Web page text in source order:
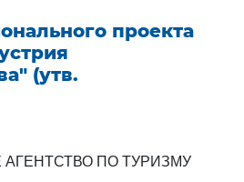
проекта
(утв.
ПО ТУРИЗМУ